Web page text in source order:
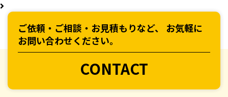
ご依頼・ご相談・お見積もりなど、 お気軽に
お問い合わせください。
CONTACT